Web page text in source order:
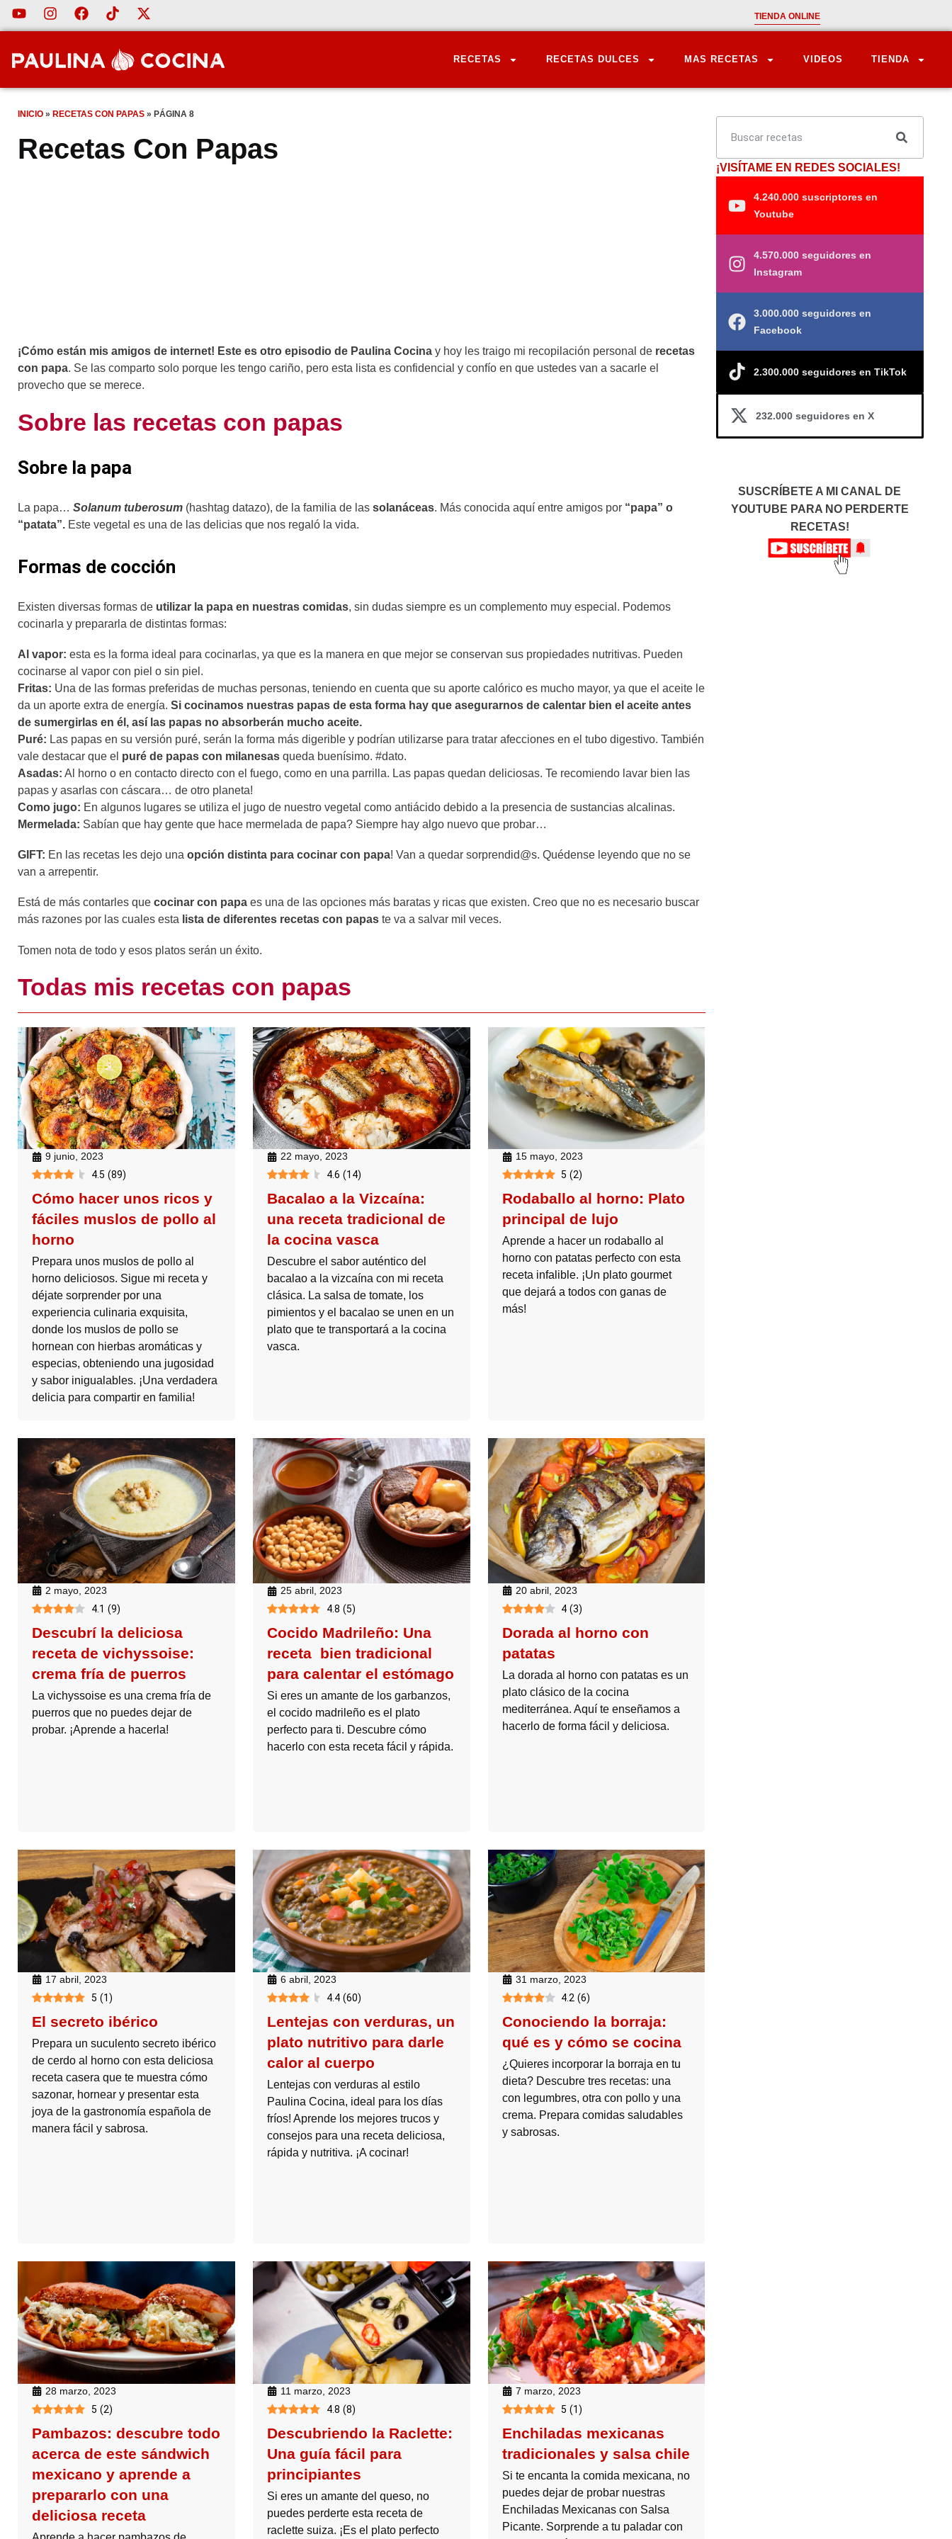
TIENDA ONLINE
RECETAS RECETAS DULCES MAS RECETAS VIDEOS TIENDA
INICIO » RECETAS CON PAPAS » PÁGINA 8
Recetas Con Papas
¡Cómo están mis amigos de internet! Este es otro episodio de Paulina Cocina y hoy les traigo mi recopilación personal de recetas
con papa. Se las comparto solo porque les tengo cariño, pero esta lista es confidencial y confío en que ustedes van a sacarle el
provecho que se merece.
Sobre las recetas con papas
Sobre la papa
La papa… Solanum tuberosum (hashtag datazo), de la familia de las solanáceas. Más conocida aquí entre amigos por “papa” o
“patata”. Este vegetal es una de las delicias que nos regaló la vida.
Formas de cocción
Existen diversas formas de utilizar la papa en nuestras comidas, sin dudas siempre es un complemento muy especial. Podemos
cocinarla y prepararla de distintas formas:
Al vapor: esta es la forma ideal para cocinarlas, ya que es la manera en que mejor se conservan sus propiedades nutritivas. Pueden
cocinarse al vapor con piel o sin piel.
Fritas: Una de las formas preferidas de muchas personas, teniendo en cuenta que su aporte calórico es mucho mayor, ya que el aceite le
da un aporte extra de energía. Si cocinamos nuestras papas de esta forma hay que asegurarnos de calentar bien el aceite antes
de sumergirlas en él, así las papas no absorberán mucho aceite.
Puré: Las papas en su versión puré, serán la forma más digerible y podrían utilizarse para tratar afecciones en el tubo digestivo. También
vale destacar que el puré de papas con milanesas queda buenísimo. #dato.
Asadas: Al horno o en contacto directo con el fuego, como en una parrilla. Las papas quedan deliciosas. Te recomiendo lavar bien las
papas y asarlas con cáscara… de otro planeta!
Como jugo: En algunos lugares se utiliza el jugo de nuestro vegetal como antiácido debido a la presencia de sustancias alcalinas.
Mermelada: Sabían que hay gente que hace mermelada de papa? Siempre hay algo nuevo que probar…
GIFT: En las recetas les dejo una opción distinta para cocinar con papa! Van a quedar sorprendid@s. Quédense leyendo que no se
van a arrepentir.
Está de más contarles que cocinar con papa es una de las opciones más baratas y ricas que existen. Creo que no es necesario buscar
más razones por las cuales esta lista de diferentes recetas con papas te va a salvar mil veces.
Tomen nota de todo y esos platos serán un éxito.
Todas mis recetas con papas
9 junio, 2023
4.5 (89)
Cómo hacer unos ricos y
fáciles muslos de pollo al
horno
Prepara unos muslos de pollo al
horno deliciosos. Sigue mi receta y
déjate sorprender por una
experiencia culinaria exquisita,
donde los muslos de pollo se
hornean con hierbas aromáticas y
especias, obteniendo una jugosidad
y sabor inigualables. ¡Una verdadera
delicia para compartir en familia!
22 mayo, 2023
4.6 (14)
Bacalao a la Vizcaína:
una receta tradicional de
la cocina vasca
Descubre el sabor auténtico del
bacalao a la vizcaína con mi receta
clásica. La salsa de tomate, los
pimientos y el bacalao se unen en un
plato que te transportará a la cocina
vasca.
15 mayo, 2023
5 (2)
Rodaballo al horno: Plato
principal de lujo
Aprende a hacer un rodaballo al
horno con patatas perfecto con esta
receta infalible. ¡Un plato gourmet
que dejará a todos con ganas de
más!
2 mayo, 2023
4.1 (9)
Descubrí la deliciosa
receta de vichyssoise:
crema fría de puerros
La vichyssoise es una crema fría de
puerros que no puedes dejar de
probar. ¡Aprende a hacerla!
25 abril, 2023
4.8 (5)
Cocido Madrileño: Una
receta bien tradicional
para calentar el estómago
Si eres un amante de los garbanzos,
el cocido madrileño es el plato
perfecto para ti. Descubre cómo
hacerlo con esta receta fácil y rápida.
20 abril, 2023
4 (3)
Dorada al horno con
patatas
La dorada al horno con patatas es un
plato clásico de la cocina
mediterránea. Aquí te enseñamos a
hacerlo de forma fácil y deliciosa.
17 abril, 2023
5 (1)
El secreto ibérico
Prepara un suculento secreto ibérico
de cerdo al horno con esta deliciosa
receta casera que te muestra cómo
sazonar, hornear y presentar esta
joya de la gastronomía española de
manera fácil y sabrosa.
6 abril, 2023
4.4 (60)
Lentejas con verduras, un
plato nutritivo para darle
calor al cuerpo
Lentejas con verduras al estilo
Paulina Cocina, ideal para los días
fríos! Aprende los mejores trucos y
consejos para una receta deliciosa,
rápida y nutritiva. ¡A cocinar!
31 marzo, 2023
4.2 (6)
Conociendo la borraja:
qué es y cómo se cocina
¿Quieres incorporar la borraja en tu
dieta? Descubre tres recetas: una
con legumbres, otra con pollo y una
crema. Prepara comidas saludables
y sabrosas.
28 marzo, 2023
5 (2)
Pambazos: descubre todo
acerca de este sándwich
mexicano y aprende a
prepararlo con una
deliciosa receta
11 marzo, 2023
4.8 (8)
Descubriendo la Raclette:
Una guía fácil para
principiantes
Si eres un amante del queso, no
puedes perderte esta receta de
raclette suiza. ¡Es el plato perfecto
7 marzo, 2023
5 (1)
Enchiladas mexicanas
tradicionales y salsa chile
Si te encanta la comida mexicana, no
puedes dejar de probar nuestras
Enchiladas Mexicanas con Salsa
Picante. Sorprende a tu paladar con
¡VISÍTAME EN REDES SOCIALES!
4.240.000 suscriptores en
Youtube
4.570.000 seguidores en
Instagram
3.000.000 seguidores en
Facebook
2.300.000 seguidores en TikTok
232.000 seguidores en X
SUSCRÍBETE A MI CANAL DE
YOUTUBE PARA NO PERDERTE
RECETAS!